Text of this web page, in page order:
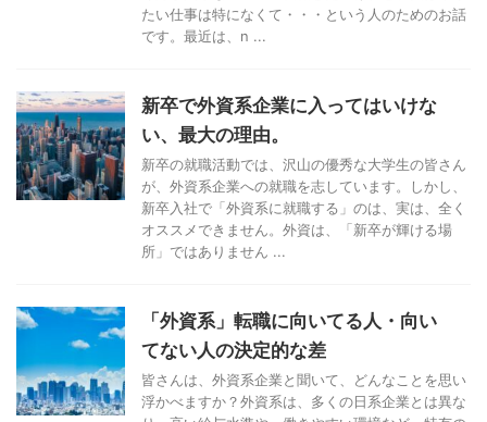
たい仕事は特になくて・・・という人のためのお話
です。最近は、n ...
新卒で外資系企業に入ってはいけな
い、最大の理由。
新卒の就職活動では、沢山の優秀な大学生の皆さん
が、外資系企業への就職を志しています。しかし、
新卒入社で「外資系に就職する」のは、実は、全く
オススメできません。外資は、「新卒が輝ける場
所」ではありません ...
「外資系」転職に向いてる人・向い
てない人の決定的な差
皆さんは、外資系企業と聞いて、どんなことを思い
浮かべますか？外資系は、多くの日系企業とは異な